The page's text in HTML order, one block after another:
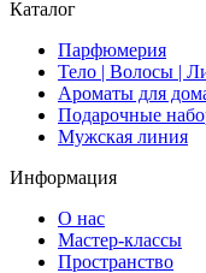
Каталог
Парфюмерия
Тело | Волосы |
Ароматы для
Подарочные
Мужская линия
Информация
О нас
Мастер-классы
Пространство